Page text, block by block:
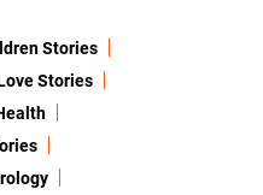
Stories
Stories